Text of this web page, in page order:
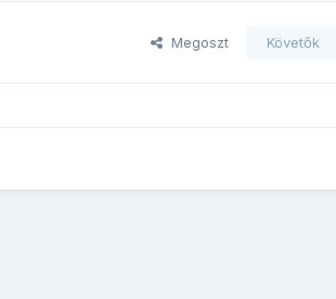
Megoszt Követők